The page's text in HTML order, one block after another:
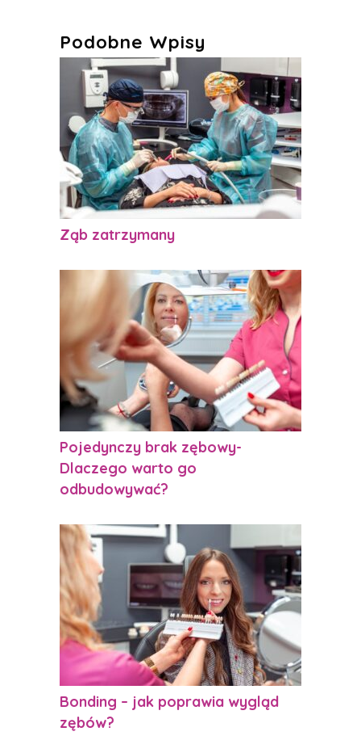
Podobne Wpisy
Ząb zatrzymany
Pojedynczy brak zębowy-
Dlaczego warto go
odbudowywać?
Bonding – jak poprawia wygląd
zębów?